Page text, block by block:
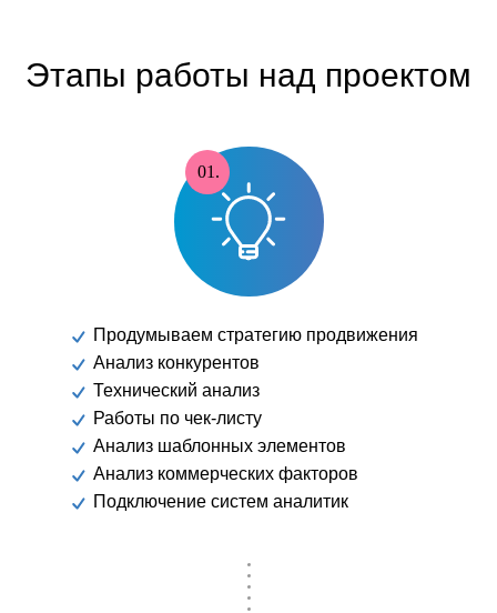
Этапы работы над проектом
01.
Продумываем стратегию продвижения
Анализ конкурентов
Технический анализ
Работы по чек-листу
Анализ шаблонных элементов
Анализ коммерческих факторов
Подключение систем аналитик